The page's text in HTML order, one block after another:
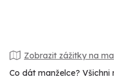
Zobrazit zážitky na
Co dát manželce?